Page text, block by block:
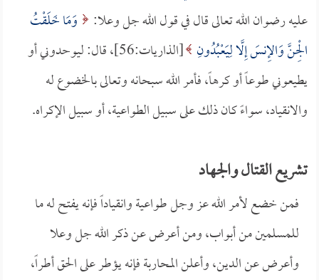
عليه رضوان الله تعالى قال في قول الله جل وعلا:
وَمَا خَلَقْتُ
الْجِنَّ وَالإِنسَ إِلَّا لِيَعْبُدُونِ
[الذاريات:56]، قال: ليوحدوني أو
يطيعوني طوعاً أو كرهاً، فأمر الله سبحانه وتعالى بالخضوع له
والانقياد، سواءً كان ذلك على سبيل الطواعية، أو سبيل الإكراه.
تشريع القتال والجهاد
فمن خضع لأمر الله عز وجل طواعية وانقياداً فإنه يفتح له ما
للمسلمين من أبواب، ومن أعرض عن ذكر الله جل وعلا
وأعرض عن الدين، وأعلن المحاربة فإنه يؤطر على الحق أطراً،